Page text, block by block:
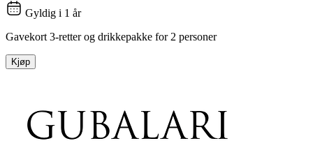
Gyldig i 1 år
Gavekort 3-retter og drikkepakke for 2 personer
Kjøp